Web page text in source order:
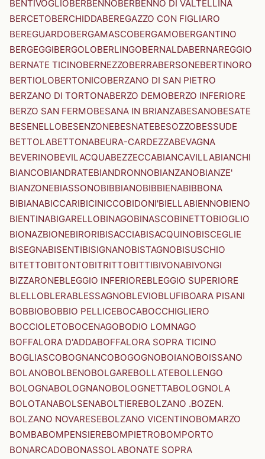
BENTIVOGLIOBERBENNOBERBENNO DI VALTELLINA
BERCETOBERCHIDDABEREGAZZO CON FIGLIARO
BEREGUARDOBERGAMASCOBERGAMOBERGANTINO
BERGEGGIBERGOLOBERLINGOBERNALDABERNAREGGIO
BERNATE TICINOBERNEZZOBERRABERSONEBERTINORO
BERTIOLOBERTONICOBERZANO DI SAN PIETRO
BERZANO DI TORTONABERZO DEMOBERZO INFERIORE
BERZO SAN FERMOBESANA IN BRIANZABESANOBESATE
BESENELLOBESENZONEBESNATEBESOZZOBESSUDE
BETTOLABETTONABEURA-CARDEZZABEVAGNA
BEVERINOBEVILACQUABEZZECCABIANCAVILLABIANCHI
BIANCOBIANDRATEBIANDRONNOBIANZANOBIANZE'
BIANZONEBIASSONOBIBBIANOBIBBIENABIBBONA
BIBIANABICCARIBICINICCOBIDONI'BIELLABIENNOBIENO
BIENTINABIGARELLOBINAGOBINASCOBINETTOBIOGLIO
BIONAZBIONEBIRORIBISACCIABISACQUINOBISCEGLIE
BISEGNABISENTIBISIGNANOBISTAGNOBISUSCHIO
BITETTOBITONTOBITRITTOBITTIBIVONABIVONGI
BIZZARONEBLEGGIO INFERIOREBLEGGIO SUPERIORE
BLELLOBLERABLESSAGNOBLEVIOBLUFIBOARA PISANI
BOBBIOBOBBIO PELLICEBOCABOCCHIGLIERO
BOCCIOLETOBOCENAGOBODIO LOMNAGO
BOFFALORA D'ADDABOFFALORA SOPRA TICINO
BOGLIASCOBOGNANCOBOGOGNOBOIANOBOISSANO
BOLANOBOLBENOBOLGAREBOLLATEBOLLENGO
BOLOGNABOLOGNANOBOLOGNETTABOLOGNOLA
BOLOTANABOLSENABOLTIEREBOLZANO .BOZEN.
BOLZANO NOVARESEBOLZANO VICENTINOBOMARZO
BOMBABOMPENSIEREBOMPIETROBOMPORTO
BONARCADOBONASSOLABONATE SOPRA